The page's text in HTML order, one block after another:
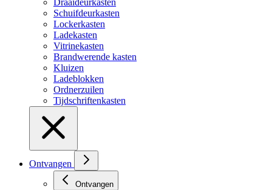
Draaideurkasten
Schuifdeurkasten
Lockerkasten
Ladekasten
Vitrinekasten
Brandwerende kasten
Kluizen
Ladeblokken
Ordnerzuilen
Tijdschriftenkasten
Ontvangen
Ontvangen